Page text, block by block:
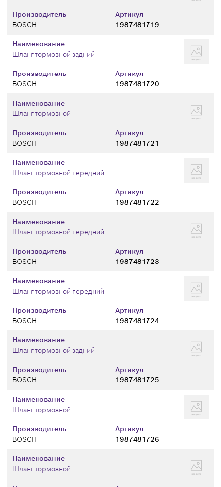
Производитель
BOSCH
Артикул
1987481719
Производитель
BOSCH
Артикул
1987481720
Наименование
Шланг тормозной задний
Производитель
BOSCH
Артикул
1987481721
Наименование
Шланг тормозной
Производитель
BOSCH
Артикул
1987481722
Наименование
Шланг тормозной передний
Производитель
BOSCH
Артикул
1987481723
Наименование
Шланг тормозной передний
Производитель
BOSCH
Артикул
1987481724
Наименование
Шланг тормозной передний
Производитель
BOSCH
Артикул
1987481725
Наименование
Шланг тормозной задний
Производитель
BOSCH
Артикул
1987481726
Наименование
Шланг тормозной
Наименование
Шланг тормозной